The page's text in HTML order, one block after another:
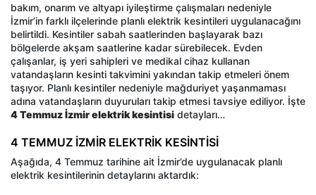
bakım, onarım ve altyapı iyileştirme çalışmaları nedeniyle
İzmir’in farklı ilçelerinde planlı elektrik kesintileri uygulanacağını
belirtildi. Kesintiler sabah saatlerinden başlayarak bazı
bölgelerde akşam saatlerine kadar sürebilecek. Evden
çalışanlar, iş yeri sahipleri ve medikal cihaz kullanan
vatandaşların kesinti takvimini yakından takip etmeleri önem
taşıyor. Planlı kesintiler nedeniyle mağduriyet yaşanmaması
adına vatandaşların duyuruları takip etmesi tavsiye ediliyor. İşte
4 Temmuz İzmir elektrik kesintisi detayları…
4 TEMMUZ İZMİR ELEKTRİK KESİNTİSİ
Aşağıda, 4 Temmuz tarihine ait İzmir’de uygulanacak planlı
elektrik kesintilerinin detaylarını aktardık: